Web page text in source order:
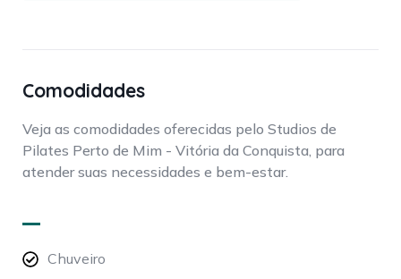
Comodidades
Veja as comodidades oferecidas pelo Studios de
Pilates Perto de Mim - Vitória da Conquista, para
atender suas necessidades e bem-estar.
Chuveiro